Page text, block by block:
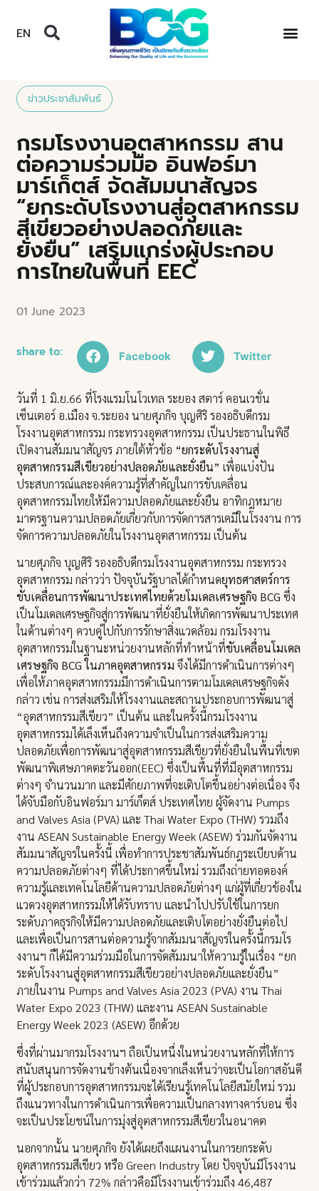
EN
ข่าวประชาสัมพันธ์
กรมโรงงานอุตสาหกรรม สาน
ต่อความร่วมมือ อินฟอร์มา
มาร์เก็ตส์ จัดสัมมนาสัญจร
“ยกระดับโรงงานสู่อุตสาหกรรม
สีเขียวอย่างปลอดภัยและ
ยั่งยืน” เสริมแกร่งผู้ประกอบ
การไทยในพื้นที่ EEC
01 June 2023
share to: Facebook Twitter
วันที่ 1 มิ.ย.66 ที่โรงแรมโนโวเทล ระยอง สตาร์ คอนเวชั่น
เซ็นเตอร์ อ.เมือง จ.ระยอง นายศุภกิจ บุญศิริ รองอธิบดีกรม
โรงงานอุตสาหกรรม กระทรวงอุตสาหกรรม เป็นประธานในพิธี
เปิดงานสัมมนาสัญจร ภายใต้หัวข้อ “ยกระดับโรงงานสู่
อุตสาหกรรมสีเขียวอย่างปลอดภัยและยั่งยืน” เพื่อแบ่งปัน
ประสบการณ์และองค์ความรู้ที่สำคัญในการขับเคลื่อน
อุตสาหกรรมไทยให้มีความปลอดภัยและยั่งยืน อาทิกฎหมาย
มาตรฐานความปลอดภัยเกี่ยวกับการจัดการสารเคมีในโรงงาน การ
จัดการความปลอดภัยในโรงงานอุตสาหกรรม เป็นต้น
นายศุภกิจ บุญศิริ รองอธิบดีกรมโรงงานอุตสาหกรรม กระทรวง
อุตสาหกรรม กล่าวว่า ปัจจุบันรัฐบาลได้กำหนดยุทธศาสตร์การ
ขับเคลื่อนการพัฒนาประเทศไทยด้วยโมเดลเศรษฐกิจ BCG ซึ่ง
เป็นโมเดลเศรษฐกิจสู่การพัฒนาที่ยั่งยืนให้เกิดการพัฒนาประเทศ
ในด้านต่างๆ ควบคู่ไปกับการรักษาสิ่งแวดล้อม กรมโรงงาน
อุตสาหกรรมในฐานะหน่วยงานหลักที่ทำหน้าที่ขับเคลื่อนโมเดล
เศรษฐกิจ BCG ในภาคอุตสาหกรรม จึงได้มีการดำเนินการต่างๆ
เพื่อให้ภาคอุตสาหกรรมมีการดำเนินการตามโมเดลเศรษฐกิจดัง
กล่าว เช่น การส่งเสริมให้โรงงานและสถานประกอบการพัฒนาสู่
“อุตสาหกรรมสีเขียว” เป็นต้น และในครั้งนี้กรมโรงงาน
อุตสาหกรรมได้เล็งเห็นถึงความจำเป็นในการส่งเสริมความ
ปลอดภัยเพื่อการพัฒนาสู่อุตสาหกรรมสีเขียวที่ยั่งยืนในพื้นที่เขต
พัฒนาพิเศษภาคตะวันออก(EEC) ซึ่งเป็นพื้นที่ที่มีอุตสาหกรรม
ต่างๆ จำนวนมาก และมีศักยภาพที่จะเติบโตขึ้นอย่างต่อเนื่อง จึง
ได้จับมือกับอินฟอร์มา มาร์เก็ตส์ ประเทศไทย ผู้จัดงาน Pumps
and Valves Asia (PVA) และ Thai Water Expo (THW) รวมถึง
งาน ASEAN Sustainable Energy Week (ASEW) ร่วมกันจัดงาน
สัมมนาสัญจรในครั้งนี้ เพื่อทำการประชาสัมพันธ์กฎระเบียบด้าน
ความปลอดภัยต่างๆ ที่ได้ประกาศขึ้นใหม่ รวมถึงถ่ายทอดองค์
ความรู้และเทคโนโลยีด้านความปลอดภัยต่างๆ แก่ผู้ที่เกี่ยวข้องใน
แวดวงอุตสาหกรรมให้ได้รับทราบ และนำไปปรับใช้ในการยก
ระดับภาคธุรกิจให้มีความปลอดภัยและเติบโตอย่างยั่งยืนต่อไป
และเพื่อเป็นการสานต่อความรู้จากสัมมนาสัญจรในครั้งนี้กรมโร
งงานฯ ก็ได้มีความร่วมมือในการจัดสัมมนาให้ความรู้ในเรื่อง “ยก
ระดับโรงงานสู่อุตสาหกรรมสีเขียวอย่างปลอดภัยและยั่งยืน”
ภายในงาน Pumps and Valves Asia 2023 (PVA) งาน Thai
Water Expo 2023 (THW) และงาน ASEAN Sustainable
Energy Week 2023 (ASEW) อีกด้วย
ซึ่งที่ผ่านมากรมโรงงานฯ ถือเป็นหนึ่งในหน่วยงานหลักที่ให้การ
สนับสนุนการจัดงานข้างต้นเนื่องจากเล็งเห็นว่าจะเป็นโอกาสอันดี
ที่ผู้ประกอบการอุตสาหกรรมจะได้เรียนรู้เทคโนโลยีสมัยใหม่ รวม
ถึงแนวทางในการดำเนินการเพื่อความเป็นกลางทางคาร์บอน ซึ่ง
จะเป็นประโยชน์ในการมุ่งสู่อุตสาหกรรมสีเขียวในอนาคต
นอกจากนั้น นายศุภกิจ ยังได้เผยถึงแผนงานในการยกระดับ
อุตสาหกรรมสีเขียว หรือ Green Industry โดย ปัจจุบันมีโรงงาน
เข้าร่วมแล้วกว่า 72% กล่าวคือมีโรงงานเข้าร่วมถึง 46,487